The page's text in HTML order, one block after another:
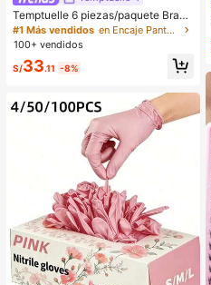
Temptuelle 6 piezas/paquete Braga
s hipster de mujer con encaje sexy
y patchwork sin costuras, suaves, c
para yoga, deportes y uso diario, au
#1 Más vendidos
en Encaje Pantalones cortos para mujer
100+ vendidos
S/33.11 -8%